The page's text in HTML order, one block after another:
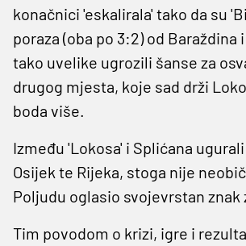
konačnici 'eskalirala' tako da su
poraza (oba po 3:2) od
tako uvelike ugrozili šanse za
drugog mjesta, koje sad drži
boda više.
Između 'Lokosa' i Splićana
Osijek te Rijeka, stoga nije
Poljudu oglasio svojevrstan znak
Tim povodom o krizi, igre i